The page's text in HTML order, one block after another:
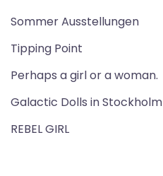
Sommer Ausstellungen
Tipping Point
Perhaps a girl or a woman.
Galactic Dolls in Stockholm
REBEL GIRL